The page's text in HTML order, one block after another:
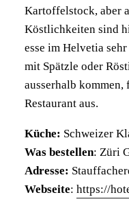
Kartoffelstock, aber
Köstlichkeiten sind
esse im Helvetia
mit Spätzle oder
ausserhalb
Restaurant aus.
Küche: Schweizer
Was bestellen: Züri
Adresse:
Webseite: https://